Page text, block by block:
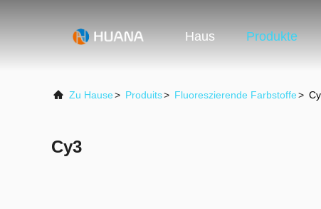
Haus Produkte
Zu Hause> Produits> Fluoreszierende Farbstoffe>
Cy3